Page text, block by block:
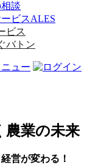
談
ビスALES
ビス
バトン
農業の未来
営が変わる！